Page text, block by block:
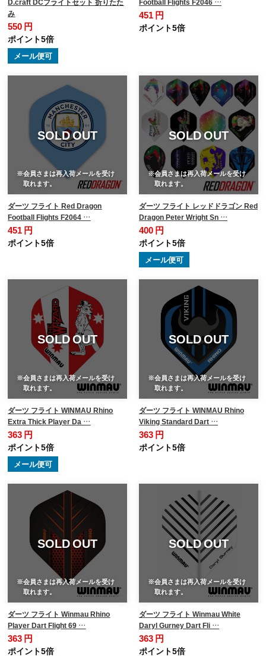
み
550 円
ポイント5倍
メール便可
451 円
ポイント5倍
SOLD OUT
※会員さまは再入荷メールを受け
取れます。
ダーツ フライト Red Dragon
Football Flights F2064 …
451 円
ポイント5倍
SOLD OUT
※会員さまは再入荷メールを受け
取れます。
ダーツ フライト レッドドラゴン Red
Dragon Peter Wright Sn …
400 円
ポイント5倍
メール便可
SOLD OUT
※会員さまは再入荷メールを受け
取れます。
ダーツ フライト WINMAU Rhino
Extra Thick Player Da …
363 円
ポイント5倍
メール便可
SOLD OUT
※会員さまは再入荷メールを受け
取れます。
ダーツ フライト WINMAU Rhino
Viking Standard Dart …
363 円
ポイント5倍
SOLD OUT
※会員さまは再入荷メールを受け
取れます。
ダーツ フライト Winmau Rhino
Player Dart Flight 69 …
363 円
ポイント5倍
SOLD OUT
※会員さまは再入荷メールを受け
取れます。
ダーツ フライト Winmau White
Daryl Gurney Dart Fli …
363 円
ポイント5倍